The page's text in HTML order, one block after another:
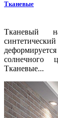
Тканевые
Тканевый
солнечного
Тканевые...